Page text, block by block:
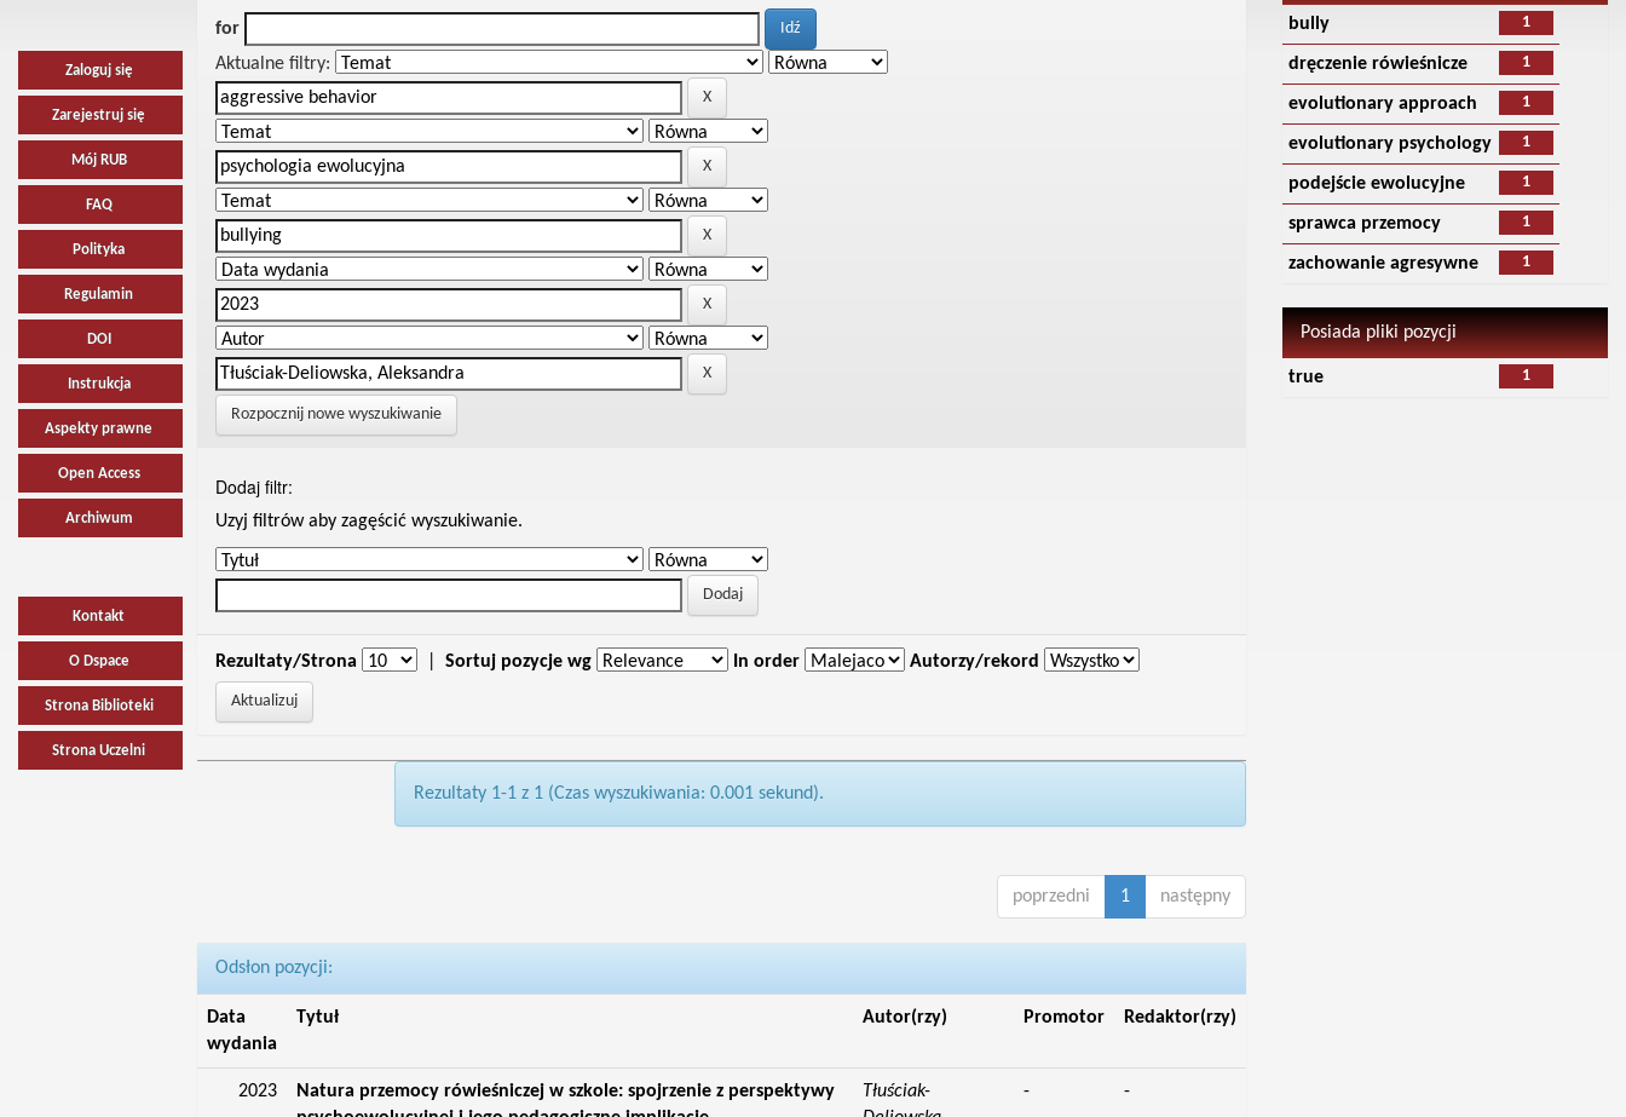
Zaloguj się
Zarejestruj się
Mój RUB
FAQ
Polityka
Regulamin
DOI
Instrukcja
Aspekty prawne
Open Access
Archiwum
Kontakt
O Dspace
Strona Biblioteki
Strona Uczelni
for
Aktualne filtry:
Rozpocznij nowe wyszukiwanie
Dodaj filtr:
Uzyj filtrów aby zagęścić wyszukiwanie.
Rezultaty/Strona Sortuj pozycje wg In order Autorzy/rekord
Rezultaty 1-1 z 1 (Czas wyszukiwania: 0.001 sekund).
poprzedni 1 następny
Odsłon pozycji:
Data
wydania
Tytuł Autor(rzy) Promotor Redaktor(rzy)
2023
Natura przemocy rówieśniczej w szkole: spojrzenie z perspektywy
Tłuściak-
- -
1
bully
1
dręczenie rówieśnicze
1
evolutionary approach
1
evolutionary psychology
1
podejście ewolucyjne
1
sprawca przemocy
1
zachowanie agresywne
Posiada pliki pozycji
1
true